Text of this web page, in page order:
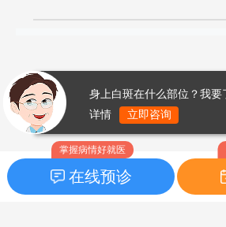
掌握病情好就医
在线预诊
身上白斑在什么部位？我要
详情
立即咨询